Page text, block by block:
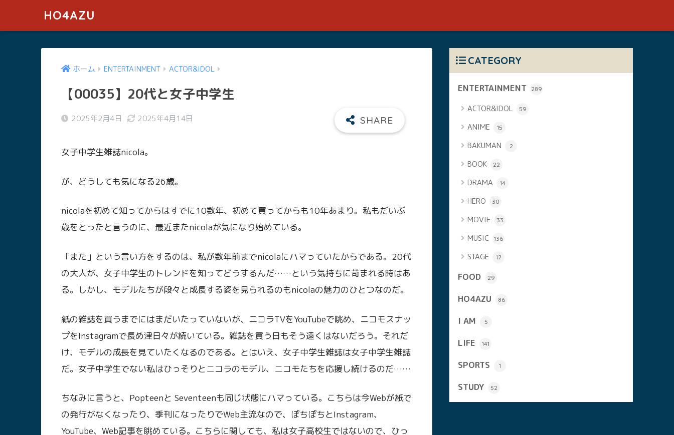
HO4AZU
ホーム ENTERTAINMENT ACTOR&IDOL
【00035】20代と女子中学生
2025年2月4日 2025年4月14日
女子中学生雑誌nicola。
が、どうしても気になる26歳。
nicolaを初めて知ってからはすでに10数年、初めて買ってからも10年あまり。私もだいぶ
歳をとったと言うのに、最近またnicolaが気になり始めている。
「また」という言い方をするのは、私が数年前までnicolaにハマっていたからである。20代
の大人が、女子中学生のトレンドを知ってどうするんだ……という気持ちに苛まれる時はあ
る。しかし、モデルたちが段々と成長する姿を見られるのもnicolaの魅力のひとつなのだ。
紙の雑誌を買うまでにはまだいたっていないが、ニコラTVをYouTubeで眺め、ニコモスナッ
プをInstagramで長め津日々が続いている。雑誌を買う日もそう遠くはないだろう。それだ
け、モデルの成長を見ていたくなるのである。とはいえ、女子中学生雑誌は女子中学生雑誌
だ。女子中学生でない私はひっそりとニコラのモデル、ニコモたちを応援し続けるのだ……
ちなみに言うと、Popteenと Seventeenも同じ状態にハマっている。こちらは今Webが紙で
の発行がなくなったり、季刊になったりでWeb主流なので、ぽちぽちとInstagram、
YouTube、Web記事を眺めている。こちらに関しても、私は女子高校生ではないので、ひっ
CATEGORY
ENTERTAINMENT 289
ACTOR&IDOL 59
ANIME 15
BAKUMAN 2
BOOK 22
DRAMA 14
HERO 30
MOVIE 33
MUSIC 136
STAGE 12
FOOD 29
HO4AZU 86
I AM 5
LIFE 141
SPORTS 1
STUDY 52